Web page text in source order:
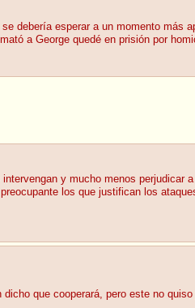
debería esperar a un momento más
a George quedé en prisión por
y mucho menos perjudicar
los que justifican los
que cooperará, pero este no